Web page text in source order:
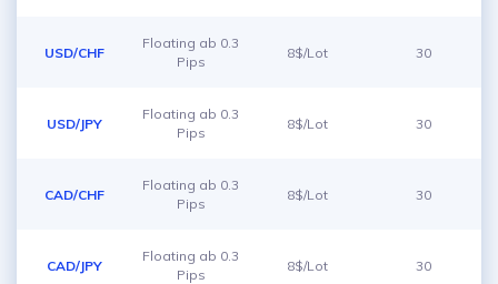
USD/CHF
Floating ab 0.3
Pips
8$/Lot 30
USD/JPY
Floating ab 0.3
Pips
8$/Lot 30
CAD/CHF
Floating ab 0.3
Pips
8$/Lot 30
CAD/JPY
Floating ab 0.3
Pips
8$/Lot 30